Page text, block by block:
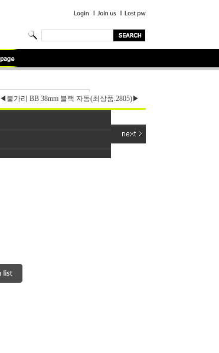
◀불가리 BB 38mm 블랙 자동(최상품.2805)▶